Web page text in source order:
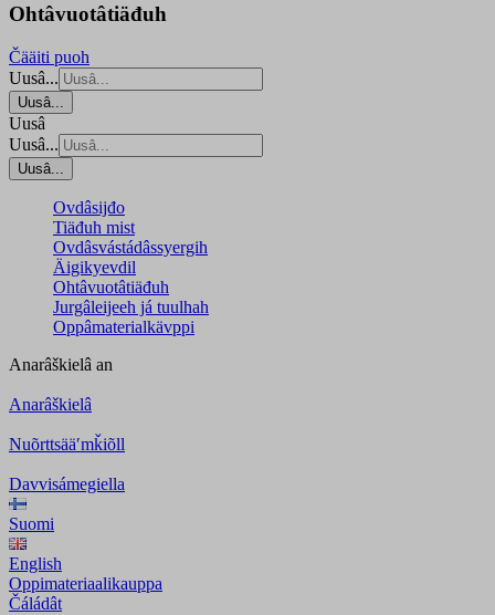
Ohtâvuotâtiäđuh
Čääiti puoh
Uusâ...
Uusâ...
Uusâ
Uusâ...
Uusâ...
Ovdâsijđo
Tiäđuh mist
Ovdâsvástádâssyergih
Äigikyevdil
Ohtâvuotâtiäđuh
Jurgâleijeeh já tuulhah
Oppâmaterialkävppi
Anarâškielâ an
Anarâškielâ
Nuõrttsääʹmǩiõll
Davvisámegiella
Suomi
English
Oppimateriaalikauppa
Čáládât